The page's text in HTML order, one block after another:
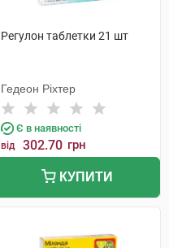
Регулон таблетки 21 шт
Гедеон Ріхтер
Є в наявності
від 302.70 грн
КУПИТИ